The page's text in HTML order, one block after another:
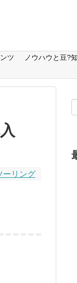
ツ ノウハウと豆?
ーリング